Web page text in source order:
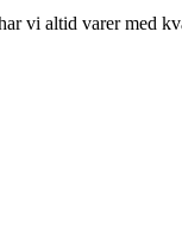
vi altid varer med